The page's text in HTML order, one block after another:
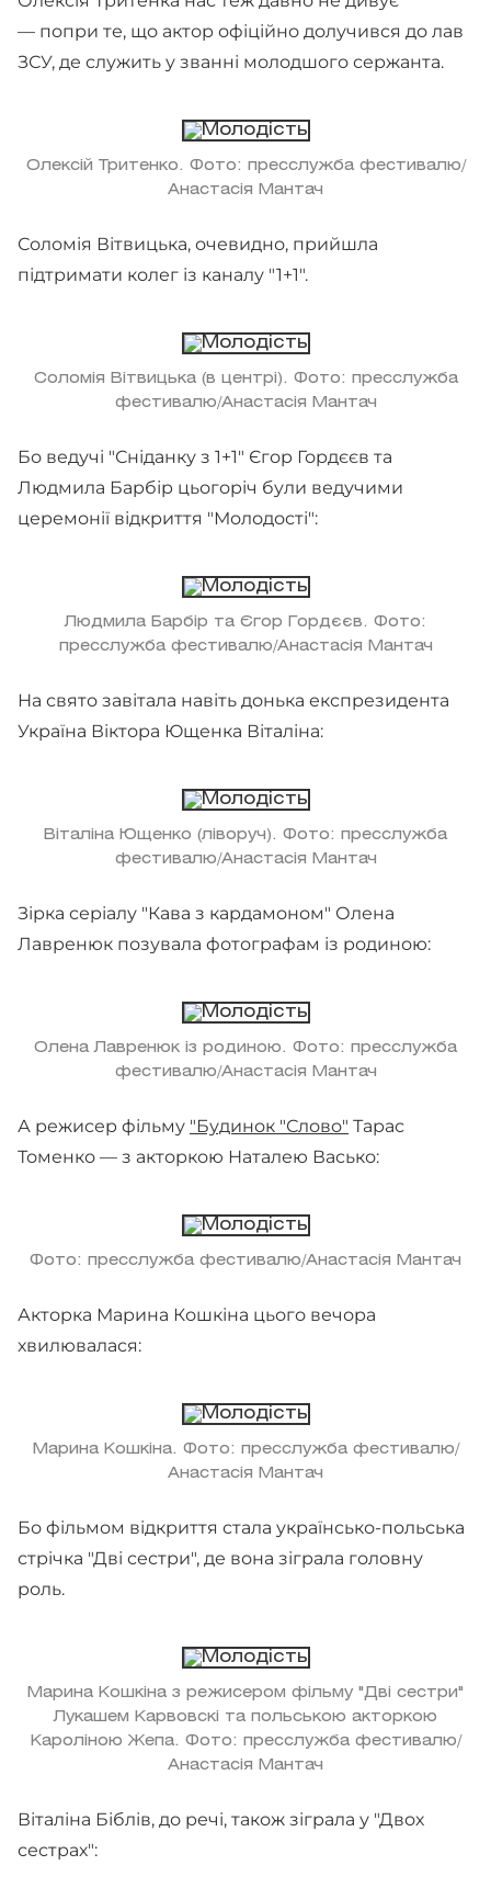
— попри те, що актор офіційно долучився до лав
ЗСУ, де служить у званні молодшого сержанта.
Олексій Тритенко. Фото: пресслужба фестивалю/
Анастасія Мантач
Соломія Вітвицька, очевидно, прийшла
підтримати колег із каналу "1+1".
Соломія Вітвицька (в центрі). Фото: пресслужба
фестивалю/Анастасія Мантач
Бо ведучі "Сніданку з 1+1" Єгор Гордєєв та
Людмила Барбір цьогоріч були ведучими
церемонії відкриття "Молодості":
Людмила Барбір та Єгор Гордєєв. Фото:
пресслужба фестивалю/Анастасія Мантач
На свято завітала навіть донька експрезидента
Україна Віктора Ющенка Віталіна:
Віталіна Ющенко (ліворуч). Фото: пресслужба
фестивалю/Анастасія Мантач
Зірка серіалу "Кава з кардамоном" Олена
Лавренюк позувала фотографам із родиною:
Олена Лавренюк із родиною. Фото: пресслужба
фестивалю/Анастасія Мантач
А режисер фільму "Будинок "Слово" Тарас
Томенко — з акторкою Наталею Васько:
Фото: пресслужба фестивалю/Анастасія Мантач
Акторка Марина Кошкіна цього вечора
хвилювалася:
Марина Кошкіна. Фото: пресслужба фестивалю/
Анастасія Мантач
Бо фільмом відкриття стала українсько-польська
стрічка "Дві сестри", де вона зіграла головну
роль.
Марина Кошкіна з режисером фільму "Дві сестри"
Лукашем Карвовскі та польською акторкою
Кароліною Жепа. Фото: пресслужба фестивалю/
Анастасія Мантач
Віталіна Біблів, до речі, також зіграла у "Двох
сестрах":